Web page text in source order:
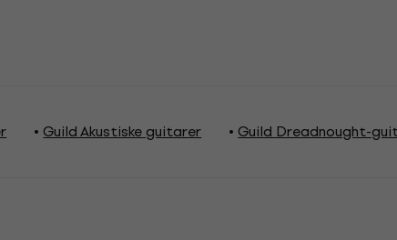
Guild Akustiske guitarer Guild Dreadnought-